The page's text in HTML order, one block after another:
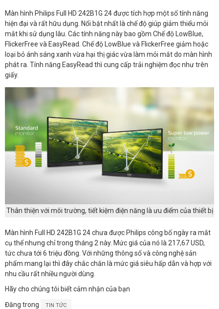
Màn hình Philips Full HD 242B1G 24 được tích hợp một số tính năng
hiện đại và rất hữu dụng. Nổi bật nhất là chế độ giúp giảm thiểu mỏi
mắt khi sử dụng lâu. Các tính năng này bao gồm Chế độ LowBlue,
FlickerFree và EasyRead. Chế độ LowBlue và FlickerFree giảm hoặc
loại bỏ ánh sáng xanh vừa hại thị giác vừa làm mỏi mắt do màn hình
phát ra. Tính năng EasyRead thì cung cấp trải nghiệm đọc như trên
giấy.
Thân thiện với môi trường, tiết kiệm điện năng là ưu điểm của thiết bị
Màn hình Full HD 242B1G 24 chưa được Philips công bố ngày ra mắt
cụ thể nhưng chỉ trong tháng 2 này. Mức giá của nó là 217,67 USD,
tức chưa tới 6 triệu đồng. Với những thông số và công nghệ sản
phẩm mang lại thì đây chắc chắn là mức giá siêu hấp dẫn và hợp với
nhu cầu rất nhiều người dùng.
Hãy cho chúng tôi biết cảm nhận của bạn
Đăng trong
TIN TỨC